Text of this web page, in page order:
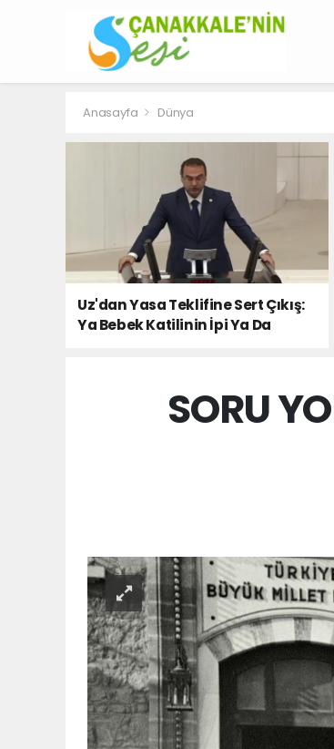
Anasayfa Dünya
Uz'dan Yasa Teklifine Sert Çıkış:
Ya Bebek Katilinin İpi Ya Da
SORU